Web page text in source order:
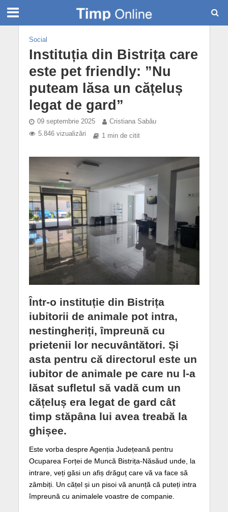
Social
Instituția din Bistrița care
este pet friendly: ”Nu
puteam lăsa un cățeluș
legat de gard”
09 septembrie 2025
Cristiana Sabău
5.846 vizualizări
1 min de citit
Într-o instituție din Bistrița
iubitorii de animale pot intra,
nestingheriți, împreună cu
prietenii lor necuvântători. Și
asta pentru că directorul este un
iubitor de animale pe care nu l-a
lăsat sufletul să vadă cum un
cățeluș era legat de gard cât
timp stăpâna lui avea treabă la
ghișee.
Este vorba despre Agenția Județeană pentru
Ocuparea Forței de Muncă Bistrița-Năsăud unde, la
intrare, veți găsi un afiș drăguț care vă va face să
zâmbiți. Un cățel și un pisoi vă anunță că puteți intra
împreună cu animalele voastre de companie.